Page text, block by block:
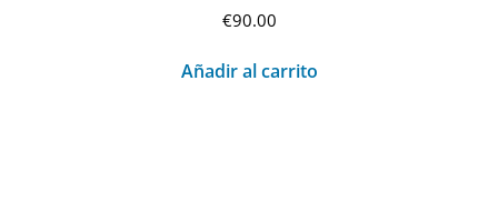
€90.00
Añadir al carrito